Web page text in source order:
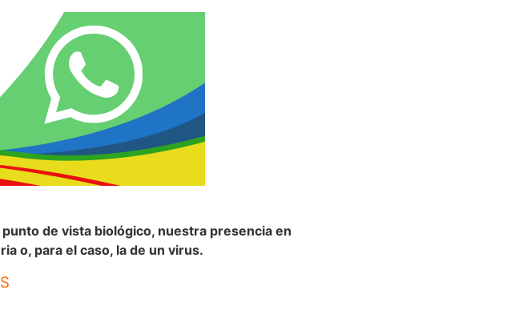
de vista biológico, nuestra presencia en
o, para el caso, la de un virus.